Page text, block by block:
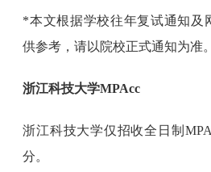
*本文根据学校往年复试通知及
供参考，请以院校正式通知为准。
浙江科技大学MPAcc
浙江科技大学仅招收全日制
分。